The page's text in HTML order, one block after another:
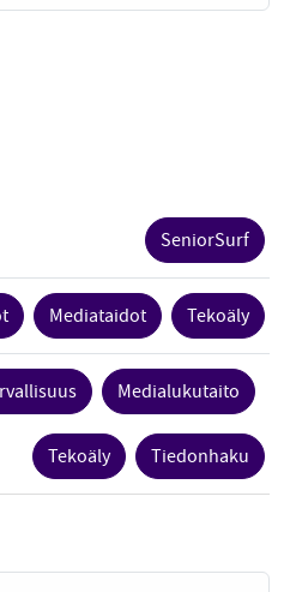
SeniorSurf
Mediataidot Tekoäly
Medialukutaito
Tekoäly Tiedonhaku